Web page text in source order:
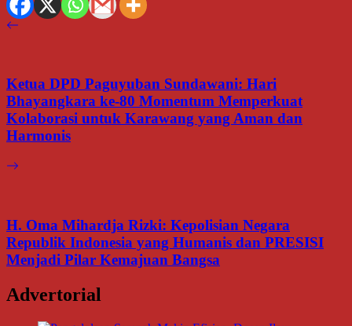
Ketua DPD Paguyuban Sundawani: Hari
Bhayangkara ke-80 Momentum Memperkuat
Kolaborasi untuk Karawang yang Aman dan
Harmonis
H. Oma Mihardja Rizki: Kepolisian Negara
Republik Indonesia yang Humanis dan PRESISI
Menjadi Pilar Kemajuan Bangsa
Advertorial